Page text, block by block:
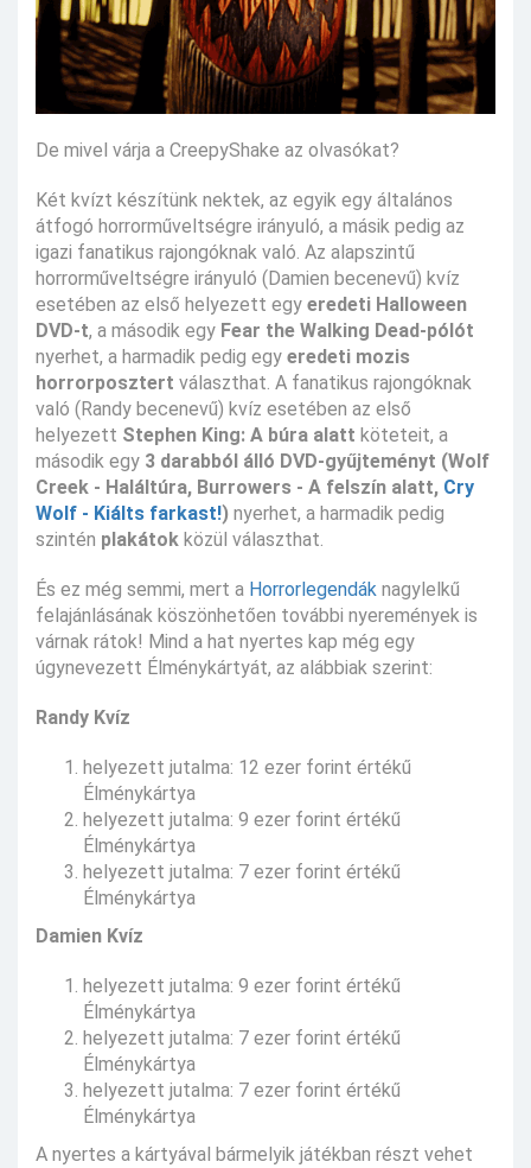
De mivel várja a CreepyShake az olvasókat?
Két kvízt készítünk nektek, az egyik egy általános
átfogó horrorműveltségre irányuló, a másik pedig az
igazi fanatikus rajongóknak való. Az alapszintű
horrorműveltségre irányuló (Damien becenevű) kvíz
esetében az első helyezett egy eredeti Halloween
DVD-t, a második egy Fear the Walking Dead-pólót
nyerhet, a harmadik pedig egy eredeti mozis
horrorposztert választhat. A fanatikus rajongóknak
való (Randy becenevű) kvíz esetében az első
helyezett Stephen King: A búra alatt köteteit, a
második egy 3 darabból álló DVD-gyűjteményt (Wolf
Creek - Haláltúra, Burrowers - A felszín alatt, Cry
Wolf - Kiálts farkast!) nyerhet, a harmadik pedig
szintén plakátok közül választhat.
És ez még semmi, mert a Horrorlegendák nagylelkű
felajánlásának köszönhetően további nyeremények is
várnak rátok! Mind a hat nyertes kap még egy
úgynevezett Élménykártyát, az alábbiak szerint:
Randy Kvíz
helyezett jutalma: 12 ezer forint értékű
Élménykártya
helyezett jutalma: 9 ezer forint értékű
Élménykártya
helyezett jutalma: 7 ezer forint értékű
Élménykártya
Damien Kvíz
helyezett jutalma: 9 ezer forint értékű
Élménykártya
helyezett jutalma: 7 ezer forint értékű
Élménykártya
helyezett jutalma: 7 ezer forint értékű
Élménykártya
A nyertes a kártyával bármelyik játékban részt vehet